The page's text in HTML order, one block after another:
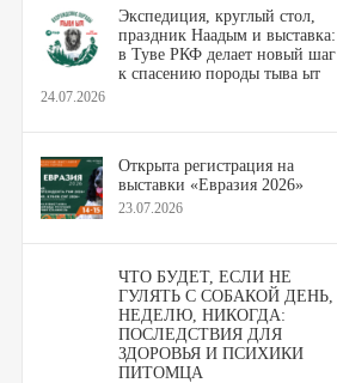
Экспедиция, круглый стол,
праздник Наадым и выставка:
в Туве РКФ делает новый шаг
к спасению породы тыва ыт
24.07.2026
Открыта регистрация на
выставки «Евразия 2026»
23.07.2026
ЧТО БУДЕТ, ЕСЛИ НЕ
ГУЛЯТЬ С СОБАКОЙ ДЕНЬ,
НЕДЕЛЮ, НИКОГДА:
ПОСЛЕДСТВИЯ ДЛЯ
ЗДОРОВЬЯ И ПСИХИКИ
ПИТОМЦА